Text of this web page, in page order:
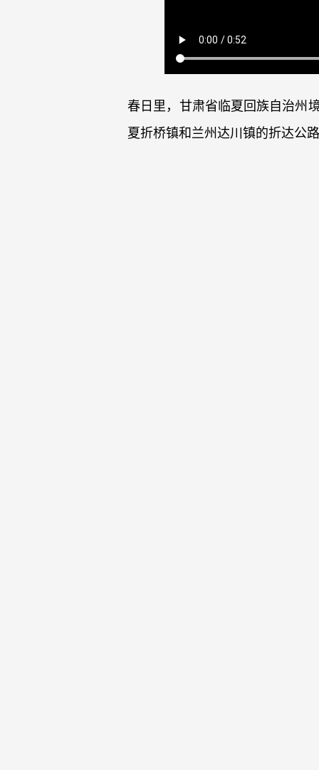
春日里，甘肃省临夏回族自治州
夏折桥镇和兰州达川镇的折达公